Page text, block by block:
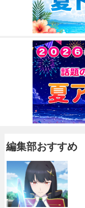
編集部おすすめ